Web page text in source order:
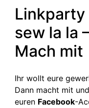
Linkparty
sew la la
Mach mit
Ihr wollt eure
Dann macht mit
euren Facebook-